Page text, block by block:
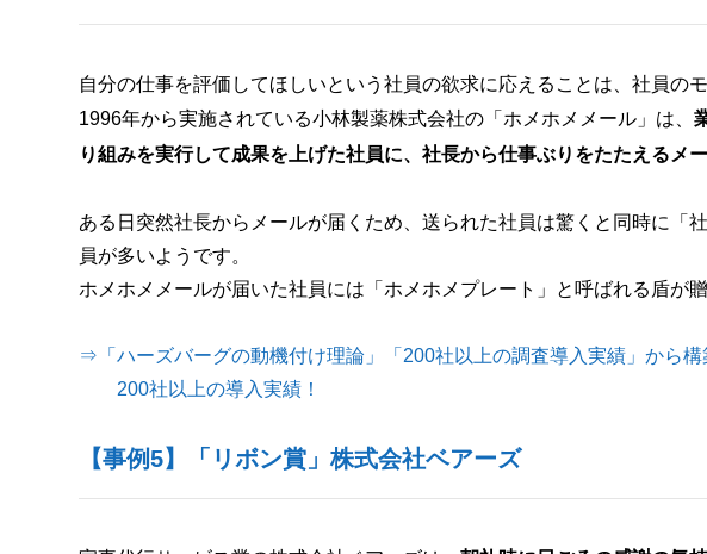
自分の仕事を評価してほしいという社員の欲求に応えることは、社員の
1996年から実施されている小林製薬株式会社の「ホメホメメール」は、
り組みを実行して成果を上げた社員に、社長から仕事ぶりをたたえるメ
ある日突然社長からメールが届くため、送られた社員は驚くと同時に「
員が多いようです。
ホメホメメールが届いた社員には「ホメホメプレート」と呼ばれる盾が贈
⇒「ハーズバーグの動機付け理論」「200社以上の調査導入実績」から
200社以上の導入実績！
【事例5】「リボン賞」株式会社ベアーズ